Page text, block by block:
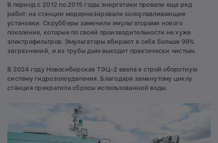
В период с 2012 по 2015 годы энергетики провели еще ряд
работ: на станции модернизировали золоулавливающие
установки. Скрубберы заменили эмульгаторами нового
поколения, которые по своей производительности не хуже
электрофильтров. Эмульгаторы вбирают в себя больше 99%
загрязнений, и из трубы дым выходит практически чистым.
В 2024 году Новосибирская ТЭЦ-2 ввела в строй оборотную
систему гидрозолоудаления. Благодаря замкнутому циклу
станция прекратила сбросы использованной воды.